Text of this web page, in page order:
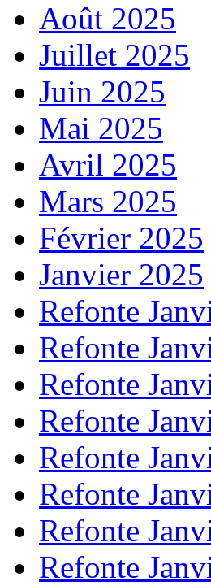
Août 2025
Juillet 2025
Juin 2025
Mai 2025
Avril 2025
Mars 2025
Février 2025
Janvier 2025
Refonte
Refonte
Refonte
Refonte
Refonte
Refonte
Refonte
Refonte